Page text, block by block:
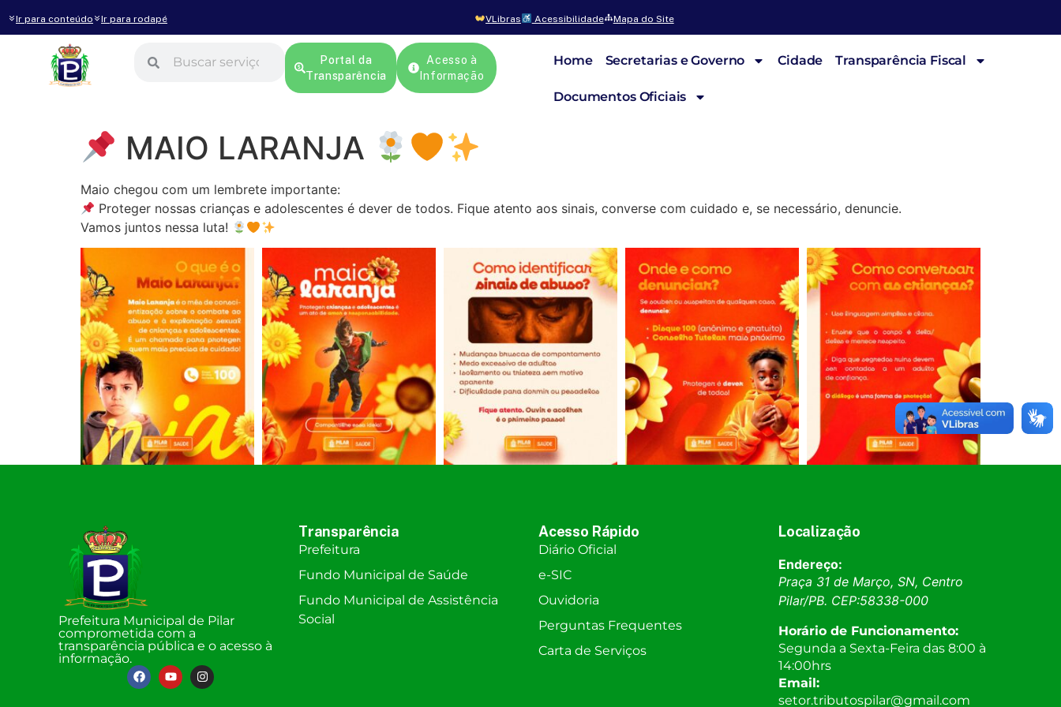
Ir para conteúdo Ir para rodapé VLibras Acessibilidade Mapa do Site
Portal da
Transparência
Acesso à
Informação
Home Secretarias e Governo Cidade Transparência Fiscal
Documentos Oficiais
MAIO LARANJA
Maio chegou com um lembrete importante:
Proteger nossas crianças e adolescentes é dever de todos. Fique atento aos sinais, converse com cuidado e, se necessário, denuncie.
Vamos juntos nessa luta!
Prefeitura Municipal de Pilar
comprometida com a
transparência pública e o acesso à
informação.
Transparência
Prefeitura
Fundo Municipal de Saúde
Fundo Municipal de Assistência
Social
Acesso Rápido
Diário Oficial
e-SIC
Ouvidoria
Perguntas Frequentes
Carta de Serviços
Localização
Endereço:
Praça 31 de Março, SN, Centro
Pilar/PB. CEP:58338-000
Horário de Funcionamento:
Segunda a Sexta-Feira das 8:00 à
14:00hrs
Email:
setor.tributospilar@gmail.com